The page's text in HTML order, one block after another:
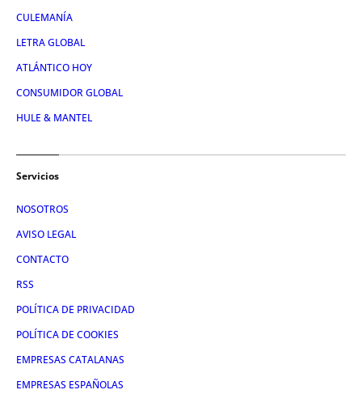
CULEMANÍA
LETRA GLOBAL
ATLÁNTICO HOY
CONSUMIDOR GLOBAL
HULE & MANTEL
Servicios
NOSOTROS
AVISO LEGAL
CONTACTO
RSS
POLÍTICA DE PRIVACIDAD
POLÍTICA DE COOKIES
EMPRESAS CATALANAS
EMPRESAS ESPAÑOLAS